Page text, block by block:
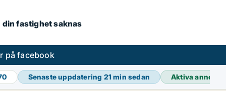
din fastighet saknas
på facebook
Senaste uppdatering 21 min sedan Aktiva